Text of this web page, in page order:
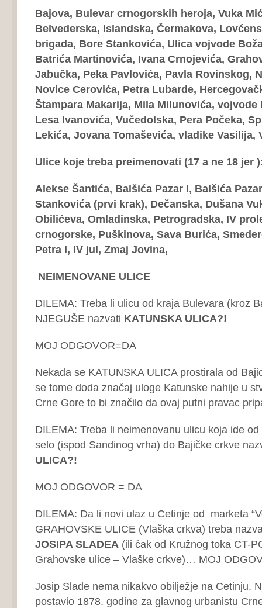
Bajova, Bulevar crnogorskih heroja, Vuka
Belvederska, Islandska, Čermakova,
brigada, Bore Stankovića, Ulica vojvode
Batrića Martinovića, Ivana Crnojevića,
Jabučka, Peka Pavlovića, Pavla Rovinskog,
Novice Cerovića, Petra Lubarde,
Štampara Makarija, Mila Milunovića, vojvode
Lesa Ivanovića, Vučedolska, Pera Počeka,
Lekića, Jovana Tomaševića, vladike Vasilija,
Ulice koje treba preimenovati (17 a ne 18 jer
Alekse Šantića, Balšića Pazar I, Balšića
Stankovića (prvi krak), Dečanska, Dušana
Obilićeva, Omladinska, Petrogradska, IV
crnogorske, Puškinova, Sava Burića,
Petra I, IV jul, Zmaj Jovina,
NEIMENOVANE ULICE
DILEMA: Treba li ulicu od kraja Bulevara (kroz
NJEGUŠE nazvati KATUNSKA ULICA?!
MOJ ODGOVOR=DA
Nekada se KATUNSKA ULICA prostirala od
se tome doda značaj uloge Katunske nahije u
Crne Gore to bi značilo da ovaj putni pravac
DILEMA: Treba li neimenovanu ulicu koja ide
selo (ispod Sandinog vrha) do Bajičke crkve
ULICA?!
MOJ ODGOVOR = DA
DILEMA: Da li novi ulaz u Cetinje od marketa
GRAHOVSKE ULICE (Vlaška crkva) treba
JOSIPA SLADEA (ili čak od Kružnog toka CT-
Grahovske ulice – Vlaške crkve)… MOJ
Josip Slade nema nikakvo obilježje na Cetinju.
postavio 1878. godine za glavnog urbanistu